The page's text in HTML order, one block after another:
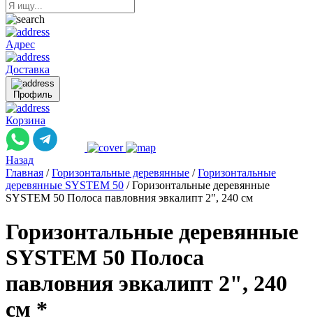
Адрес
Доставка
Профиль
Корзина
Назад
Главная / Горизонтальные деревянные / Горизонтальные
деревянные SYSTEM 50 / Горизонтальные деревянные
SYSTEM 50 Полоса павловния эвкалипт 2", 240 см
Горизонтальные деревянные
SYSTEM 50 Полоса
павловния эвкалипт 2", 240
см *